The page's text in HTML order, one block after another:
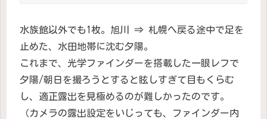
水族館以外でも1枚。旭川 ⇒ 札幌へ戻る途中で足を
止めた、水田地帯に沈む夕陽。
これまで、光学ファインダーを搭載した一眼レフで
夕陽/朝日を撮ろうとすると眩しすぎて目もくらむ
し、適正露出を見極めるのが難しかったのです。
（カメラの露出設定をいじっても、ファインダー内